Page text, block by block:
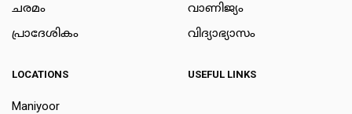
ചരമം
പ്രാദേശികം
വാണിജ്യം
വിദ്യാഭ്യാസം
LOCATIONS
Maniyoor
USEFUL LINKS